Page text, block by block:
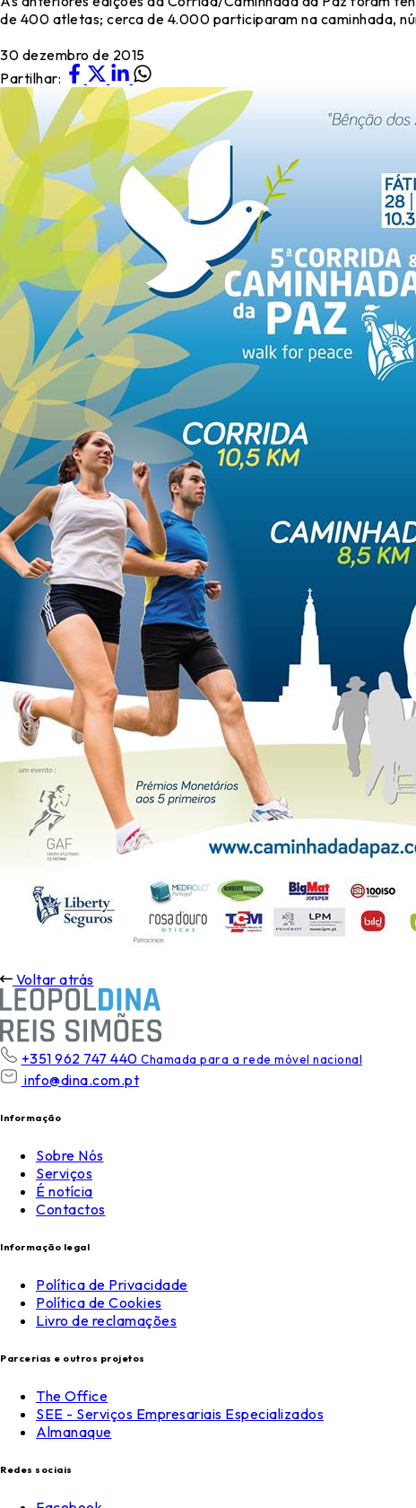
de 400 atletas; cerca de 4.000 participaram na caminhada,
30 dezembro de 2015
Partilhar:
Voltar atrás
+351 962 747 440 Chamada para a rede móvel nacional
info@dina.com.pt
Informação
Sobre Nós
Serviços
É notícia
Contactos
Informação legal
Política de Privacidade
Política de Cookies
Livro de reclamações
Parcerias e outros projetos
The Office
SEE - Serviços Empresariais Especializados
Almanaque
Redes sociais